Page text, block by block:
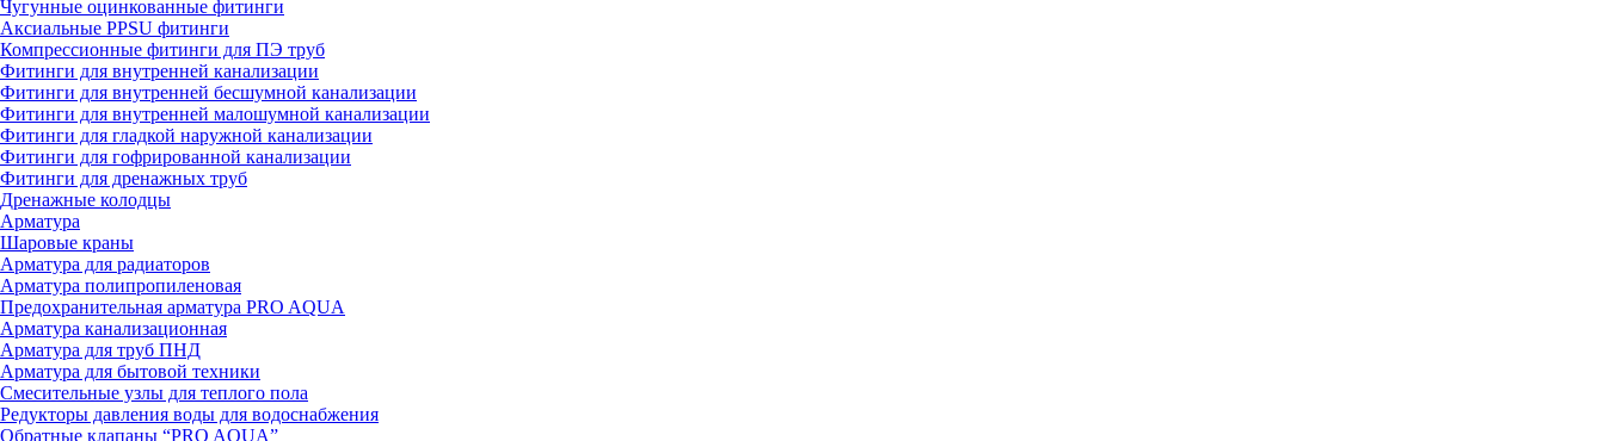
Чугунные оцинкованные фитинги
Аксиальные PPSU фитинги
Компрессионные фитинги для ПЭ труб
Фитинги для внутренней канализации
Фитинги для внутренней бесшумной канализации
Фитинги для внутренней малошумной канализации
Фитинги для гладкой наружной канализации
Фитинги для гофрированной канализации
Фитинги для дренажных труб
Дренажные колодцы
Арматура
Шаровые краны
Арматура для радиаторов
Арматура полипропиленовая
Предохранительная арматура PRO AQUA
Арматура канализационная
Арматура для труб ПНД
Арматура для бытовой техники
Смесительные узлы для теплого пола
Редукторы давления воды для водоснабжения
Обратные клапаны “PRO AQUA”